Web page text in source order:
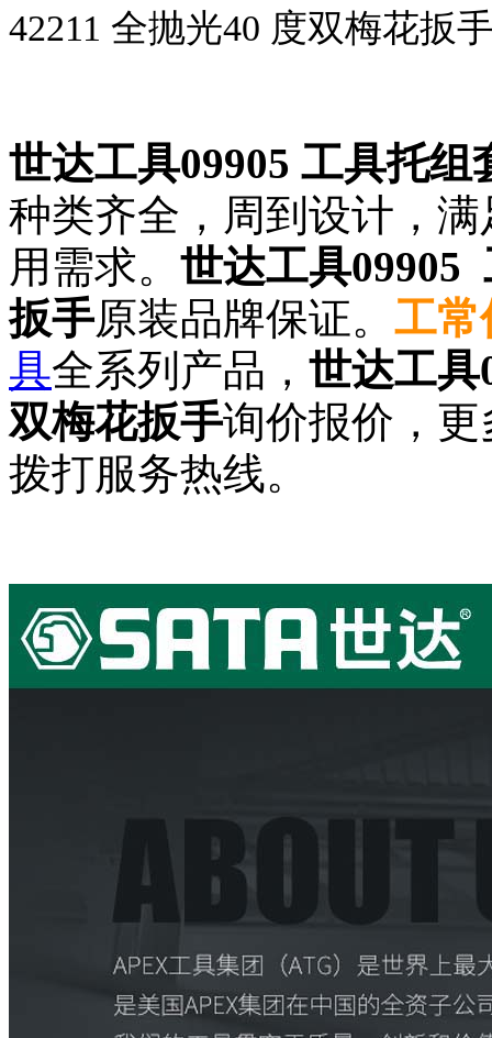
42211 全抛光40 度双梅花扳
世达工具09905 工具托
种类齐全，周到设计，
用需求。 世达工具09905
扳手原装品牌保证。 工常
具全系列产品， 世达工具
双梅花扳手询价报价，
拨打服务热线。